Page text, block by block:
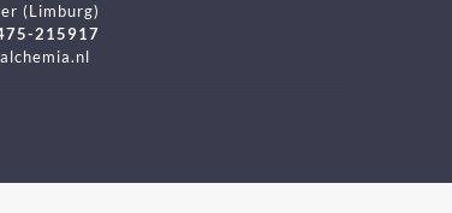
(Limburg)
215917